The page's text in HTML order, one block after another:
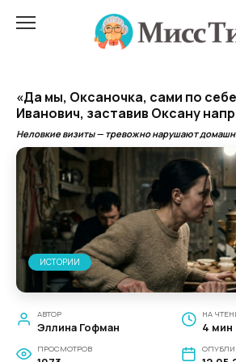
«Да мы, Оксаночка, сами по
Иванович, заставив Оксану
Неловкие визиты — тревожно нарушают
ИСТОРИИ
АВТОР
Эллина Гофман
НА
4 мин
ПРОСМОТРОВ